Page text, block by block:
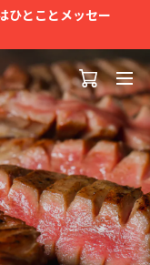
ひとことメッセー